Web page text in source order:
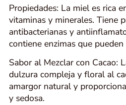
Propiedades: La miel es rica
vitaminas y minerales. Tiene
antibacterianas y
contiene enzimas que
Sabor al Mezclar con Cacao:
dulzura compleja y floral al
amargor natural y
y sedosa.